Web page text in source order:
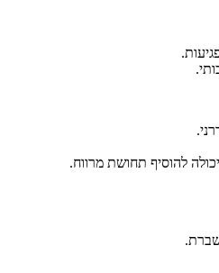
להוסיף תחושת מרווח.